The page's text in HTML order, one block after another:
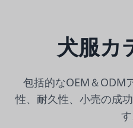
犬服カ
包括的なOEM＆ODM
性、耐久性、小売の成